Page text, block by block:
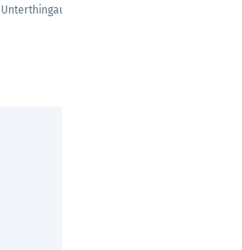
Unterthingau